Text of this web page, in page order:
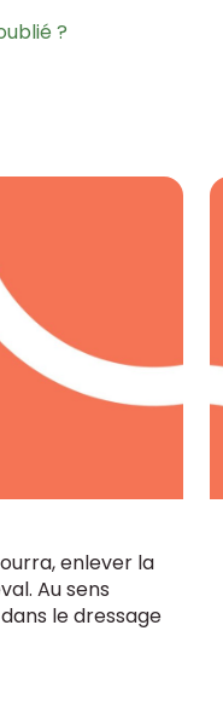
?
enlever la
Au sens
le dressage